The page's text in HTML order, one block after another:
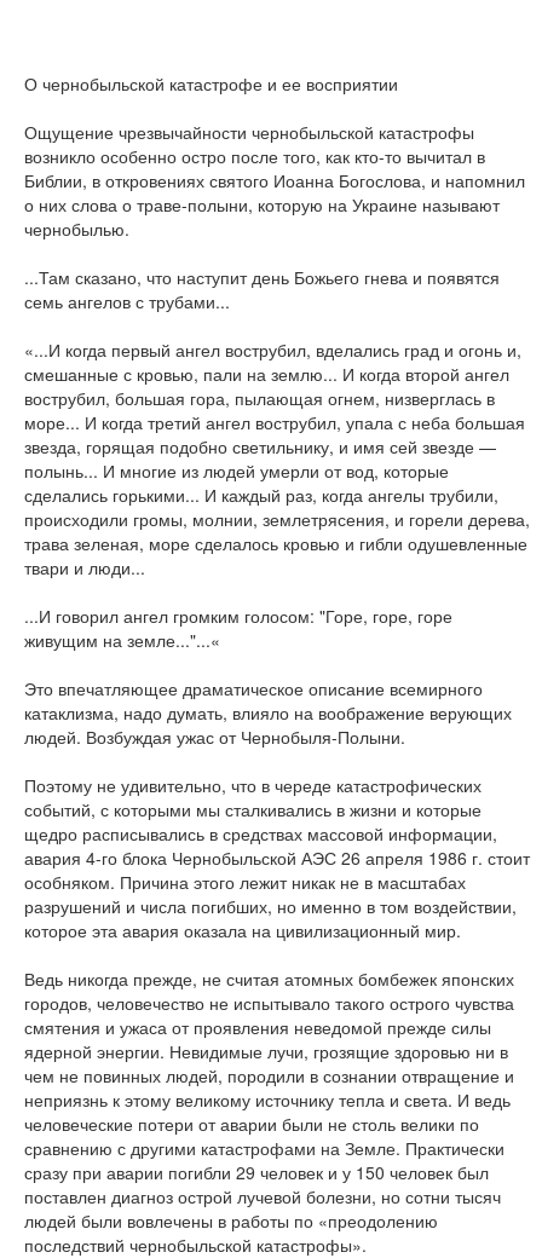
О чернобыльской катастрофе и ее восприятии
Ощущение чрезвычайности чернобыльской катастрофы
возникло особенно остро после того, как кто-то вычитал в
Библии, в откровениях святого Иоанна Богослова, и напомнил
о них слова о траве-полыни, которую на Украине называют
чернобылью.
...Там сказано, что наступит день Божьего гнева и появятся
семь ангелов с трубами...
«...И когда первый ангел вострубил, вделались град и огонь и,
смешанные с кровью, пали на землю... И когда второй ангел
вострубил, большая гора, пылающая огнем, низверглась в
море... И когда третий ангел вострубил, упала с неба большая
звезда, горящая подобно светильнику, и имя сей звезде —
полынь... И многие из людей умерли от вод, которые
сделались горькими... И каждый раз, когда ангелы трубили,
происходили громы, молнии, землетрясения, и горели дерева,
трава зеленая, море сделалось кровью и гибли одушевленные
твари и люди...
...И говорил ангел громким голосом: "Горе, горе, горе
живущим на земле..."...«
Это впечатляющее драматическое описание всемирного
катаклизма, надо думать, влияло на воображение верующих
людей. Возбуждая ужас от Чернобыля-Полыни.
Поэтому не удивительно, что в череде катастрофических
событий, с которыми мы сталкивались в жизни и которые
щедро расписывались в средствах массовой информации,
авария 4-го блока Чернобыльской АЭС 26 апреля 1986 г. стоит
особняком. Причина этого лежит никак не в масштабах
разрушений и числа погибших, но именно в том воздействии,
которое эта авария оказала на цивилизационный мир.
Ведь никогда прежде, не считая атомных бомбежек японских
городов, человечество не испытывало такого острого чувства
смятения и ужаса от проявления неведомой прежде силы
ядерной энергии. Невидимые лучи, грозящие здоровью ни в
чем не повинных людей, породили в сознании отвращение и
неприязнь к этому великому источнику тепла и света. И ведь
человеческие потери от аварии были не столь велики по
сравнению с другими катастрофами на Земле. Практически
сразу при аварии погибли 29 человек и у 150 человек был
поставлен диагноз острой лучевой болезни, но сотни тысяч
людей были вовлечены в работы по «преодолению
последствий чернобыльской катастрофы».